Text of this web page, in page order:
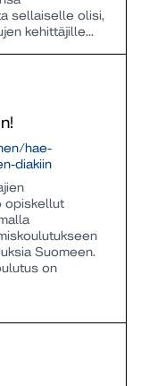
sellaiselle olisi,
kehittäjille...
hae-
diakiin
opiskellut
Suomeen.
on